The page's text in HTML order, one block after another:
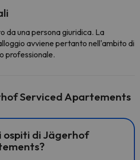
da una persona giuridica. La
avviene pertanto nell'ambito di
professionale.
Serviced Apartements
ospiti di Jägerhof